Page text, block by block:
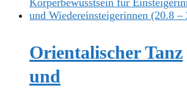
Orientalischer Tanz
und